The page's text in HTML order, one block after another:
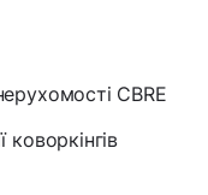
CBRE
коворкінгів